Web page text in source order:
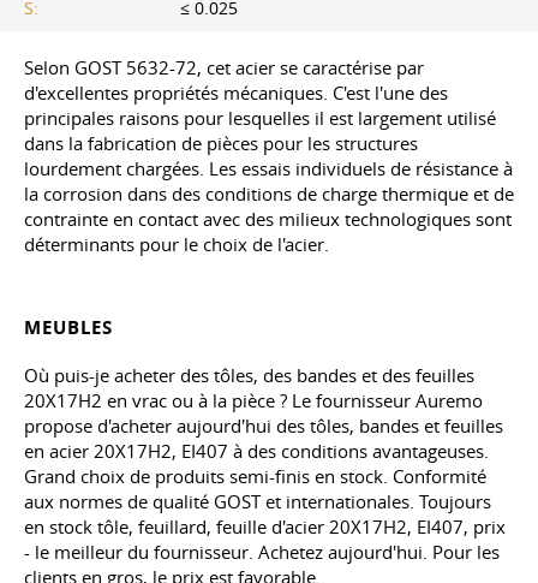
S:
≤ 0.025
Selon GOST 5632-72, cet acier se caractérise par
d'excellentes propriétés mécaniques. C'est l'une des
principales raisons pour lesquelles il est largement utilisé
dans la fabrication de pièces pour les structures
lourdement chargées. Les essais individuels de résistance à
la corrosion dans des conditions de charge thermique et de
contrainte en contact avec des milieux technologiques sont
déterminants pour le choix de l'acier.
MEUBLES
Où puis-je acheter des tôles, des bandes et des feuilles
20X17H2 en vrac ou à la pièce ? Le fournisseur Auremo
propose d'acheter aujourd'hui des tôles, bandes et feuilles
en acier 20X17H2, EI407 à des conditions avantageuses.
Grand choix de produits semi-finis en stock. Conformité
aux normes de qualité GOST et internationales. Toujours
en stock tôle, feuillard, feuille d'acier 20X17H2, EI407, prix
- le meilleur du fournisseur. Achetez aujourd'hui. Pour les
clients en gros, le prix est favorable.